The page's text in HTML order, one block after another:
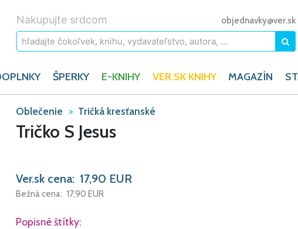
Nakupujte srdcom objednavky@ver.sk
ŠPERKY E-KNIHY VER.SK KNIHY MAGAZÍN
Oblečenie Tričká kresťanské
Tričko S Jesus
Ver.sk cena: 17,90 EUR
Bežná cena: 17,90 EUR
Popisné štítky: